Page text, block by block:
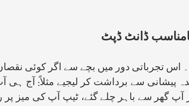
ڈانٹ ڈپٹ
تجرباتی دور میں بچے سے اگر کوئی نقصان
سے برداشت کر لیجیے مثلاً: آج ہی
آپ گھر سے باہر چلے گئے، ٹیپ آپ کی میز